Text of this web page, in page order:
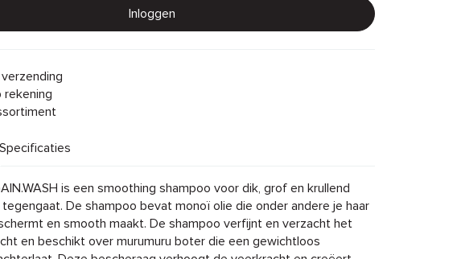
Inloggen
rekening
Specificaties
is een smoothing shampoo voor dik, grof en krullend
tegengaat. De shampoo bevat monoï olie die onder andere je haar
en smooth maakt. De shampoo verfijnt en verzacht het
en beschikt over murumuru boter die een gewichtloos